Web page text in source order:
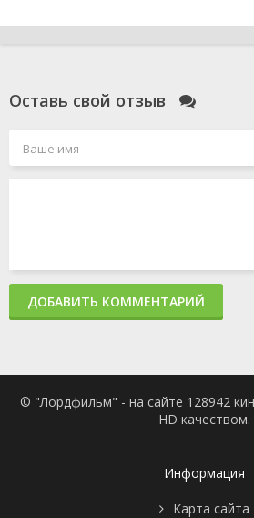
Оставь свой отзыв
ДОБАВИТЬ КОММЕНТАРИЙ
© "Лордфильм" - на сайте 128942
HD качеством.
Информация
Карта сайта